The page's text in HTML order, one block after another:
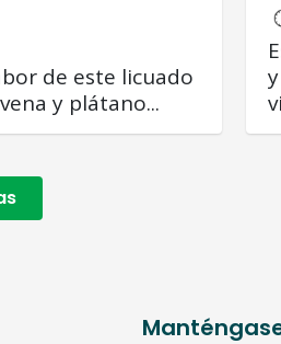
de este licuado
y plátano...